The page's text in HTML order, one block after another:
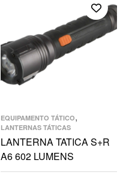
EQUIPAMENTO TÁTICO,
LANTERNAS TÁTICAS
LANTERNA TATICA S+R
A6 602 LUMENS